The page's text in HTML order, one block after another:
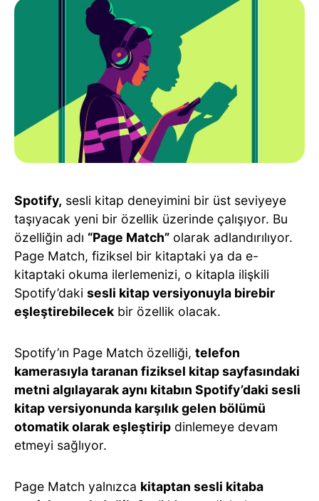
Spotify, sesli kitap deneyimini bir üst seviyeye
taşıyacak yeni bir özellik üzerinde çalışıyor. Bu
özelliğin adı “Page Match” olarak adlandırılıyor.
Page Match, fiziksel bir kitaptaki ya da e-
kitaptaki okuma ilerlemenizi, o kitapla ilişkili
Spotify’daki sesli kitap versiyonuyla birebir
eşleştirebilecek bir özellik olacak.
Spotify’ın Page Match özelliği, telefon
kamerasıyla taranan fiziksel kitap sayfasındaki
metni algılayarak aynı kitabın Spotify’daki sesli
kitap versiyonunda karşılık gelen bölümü
otomatik olarak eşleştirip dinlemeye devam
etmeyi sağlıyor.
Page Match yalnızca kitaptan sesli kitaba